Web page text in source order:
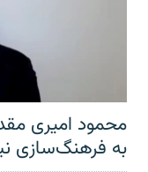
محمود امیری
به فرهنگ‌سازی